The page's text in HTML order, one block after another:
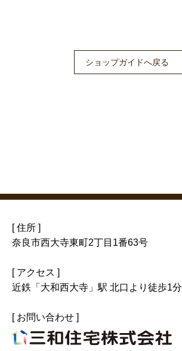
ショップガイドへ戻る
[ 住所 ]
奈良市西大寺東町2丁目1番63号
[ アクセス ]
近鉄「大和西大寺」駅 北口より徒歩1分
[ お問い合わせ ]